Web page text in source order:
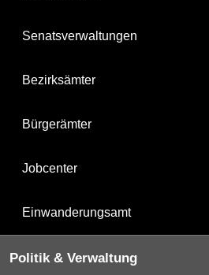
Senatsverwaltungen
Bezirksämter
Bürgerämter
Jobcenter
Einwanderungsamt
Politik & Verwaltung